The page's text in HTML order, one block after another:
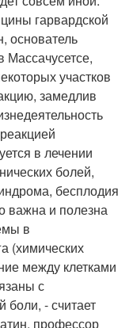
гарвардской
основатель
Массачусетсе,
участков
замедлив
в лечении
болей,
бесплодия
важна и полезна
в
(химических
между клетками
с
боли, - считает
профессор